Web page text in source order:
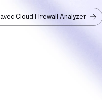
Cloud Firewall Analyzer